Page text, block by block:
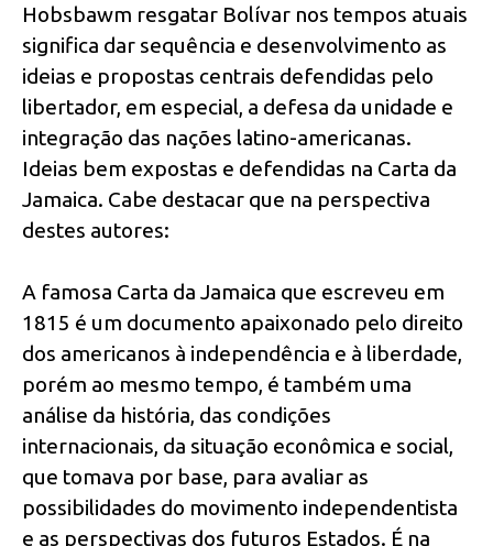
Hobsbawm resgatar Bolívar nos tempos atuais
significa dar sequência e desenvolvimento as
ideias e propostas centrais defendidas pelo
libertador, em especial, a defesa da unidade e
integração das nações latino-americanas.
Ideias bem expostas e defendidas na Carta da
Jamaica. Cabe destacar que na perspectiva
destes autores:
A famosa Carta da Jamaica que escreveu em
1815 é um documento apaixonado pelo direito
dos americanos à independência e à liberdade,
porém ao mesmo tempo, é também uma
análise da história, das condições
internacionais, da situação econômica e social,
que tomava por base, para avaliar as
possibilidades do movimento independentista
e as perspectivas dos futuros Estados. É na